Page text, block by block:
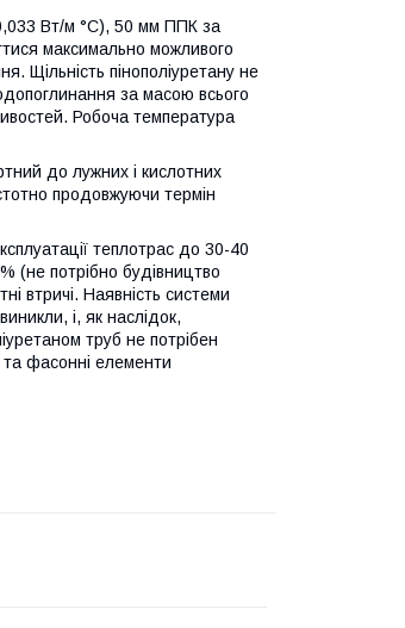
0,033 Вт/м °C), 50 мм ППК за
максимально можливого
Щільність пінополіуретану не
за масою всього
Робоча температура
до лужних і кислотних
продовжуючи термін
теплотрас до 30-40
(не потрібно будівництво
втричі. Наявність системи
і, як наслідок,
труб не потрібен
та фасонні елементи